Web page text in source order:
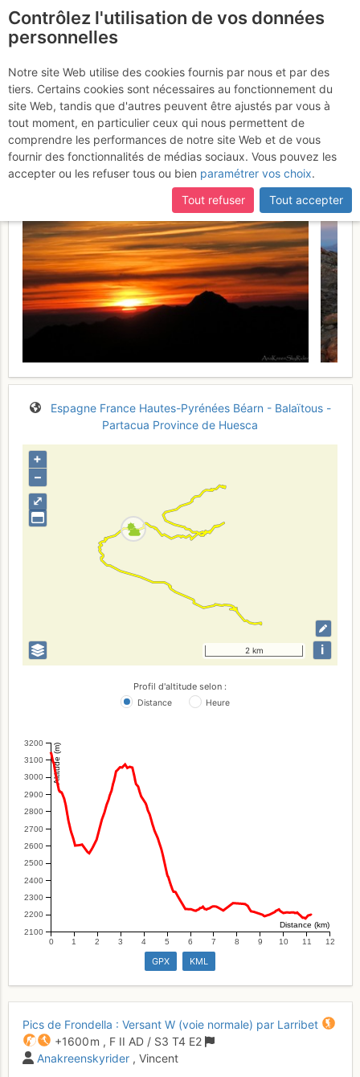
Frondellas Centrale et
Orientale depuis le
Balaitous >> Respomuso
Jeudi 17 août 2017
Espagne France Hautes-Pyrénées Béarn - Balaïtous -
Partacua Province de Huesca
⤢
+
–
2 km i
Profil d'altitude selon :
Distance Heure
2100
2200
2300
2400
2500
2600
2700
2800
2900
3000
3100
3200 Altitude (m)
0 1 2 3 4 5 6 7 8 9 10 11 12
Distance (km)
GPX KML
Pics de Frondella : Versant W (voie normale) par Larribet
+1600 m , F II AD / S3 T4 E2
Anakreenskyrider , Vincent
Contrôlez l'utilisation de vos données
personnelles
Notre site Web utilise des cookies fournis par nous et par des
tiers. Certains cookies sont nécessaires au fonctionnement du
site Web, tandis que d'autres peuvent être ajustés par vous à
tout moment, en particulier ceux qui nous permettent de
comprendre les performances de notre site Web et de vous
fournir des fonctionnalités de médias sociaux. Vous pouvez les
accepter ou les refuser tous ou bien paramétrer vos choix.
Tout refuser
Tout accepter